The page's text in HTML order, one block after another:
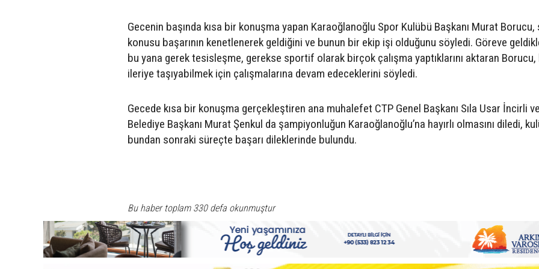
Gecenin başında kısa bir konuşma yapan Karaoğlanoğlu Spor Kulübü Başkanı Murat Borucu,
konusu başarının kenetlenerek geldiğini ve bunun bir ekip işi olduğunu söyledi. Göreve
bu yana gerek tesisleşme, gerekse sportif olarak birçok çalışma yaptıklarını aktaran Borucu,
ileriye taşıyabilmek için çalışmalarına devam edeceklerini söyledi.
Gecede kısa bir konuşma gerçekleştiren ana muhalefet CTP Genel Başkanı Sıla Usar İncirli
Belediye Başkanı Murat Şenkul da şampiyonluğun Karaoğlanoğlu’na hayırlı olmasını diledi,
bundan sonraki süreçte başarı dileklerinde bulundu.
Bu haber toplam 330 defa okunmuştur